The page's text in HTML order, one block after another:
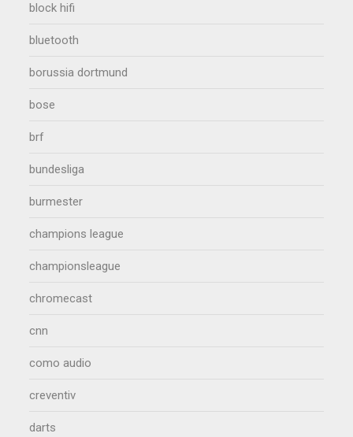
block hifi
bluetooth
borussia dortmund
bose
brf
bundesliga
burmester
champions league
championsleague
chromecast
cnn
como audio
creventiv
darts